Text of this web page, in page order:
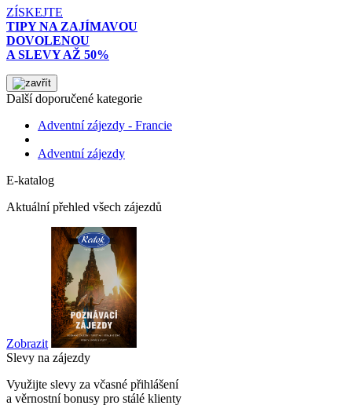
ZÍSKEJTE
TIPY NA ZAJÍMAVOU
DOVOLENOU
A SLEVY AŽ 50%
Další doporučené kategorie
Adventní zájezdy - Francie
Adventní zájezdy
E-katalog
Aktuální přehled všech zájezdů
Zobrazit
Slevy na zájezdy
Využijte slevy za včasné přihlášení
a věrnostní bonusy pro stálé klienty